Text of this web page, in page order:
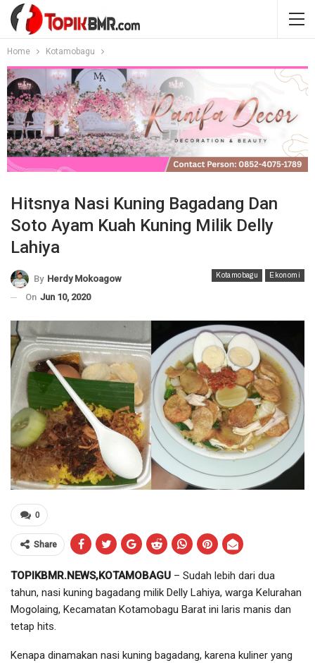
Home Kotamobagu
Hitsnya Nasi Kuning Bagadang Dan
Soto Ayam Kuah Kuning Milik Delly
Lahiya
Kotamobagu Ekonomi
By Herdy Mokoagow
On Jun 10, 2020
0
Share
TOPIKBMR.NEWS,KOTAMOBAGU – Sudah lebih dari dua
tahun, nasi kuning bagadang milik Delly Lahiya, warga Kelurahan
Mogolaing, Kecamatan Kotamobagu Barat ini laris manis dan
tetap hits.
Kenapa dinamakan nasi kuning bagadang, karena kuliner yang